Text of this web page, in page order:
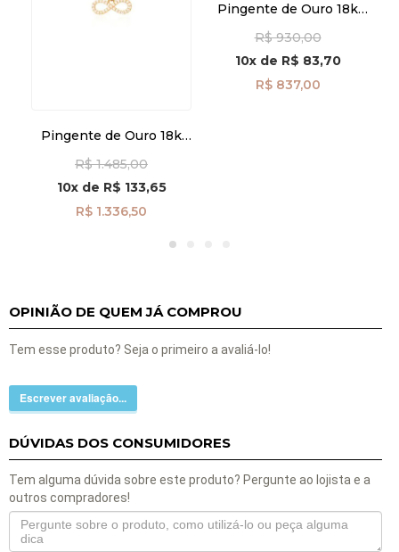
Pingente de Ouro 18k
Zircônias pi23449
R$ 1.485,00
10xde R$ 133,65
R$ 1.336,50
Pingente de Ouro 18k
R$ 930,00
10xde R$ 83,70
R$ 837,00
OPINIÃO DE QUEM JÁ COMPROU
Tem esse produto? Seja o primeiro a avaliá-lo!
Escrever avaliação...
DÚVIDAS DOS CONSUMIDORES
Tem alguma dúvida sobre este produto? Pergunte ao lojista e a
outros compradores!